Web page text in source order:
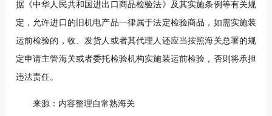
据《中华人民共和国进出口商品检验法》及其实施条例等有关规
定，允许进口的旧机电产品一律属于法定检验商品，如需实施装
运前检验的，收、发货人或者其代理人还应当按照海关总署的规
定申请主管海关或者委托检验机构实施装运前检验，否则将承担
违法责任。
来源：内容整理自常熟海关